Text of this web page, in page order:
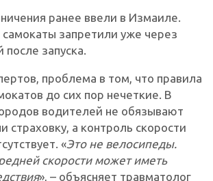
ранее ввели в Измаиле.
запретили уже через
после запуска.
проблема в том, что правила
до сих пор нечеткие. В
водителей не обязывают
страховку, а контроль скорости
«Это не велосипеды.
скорости может иметь
», – объясняет травматолог